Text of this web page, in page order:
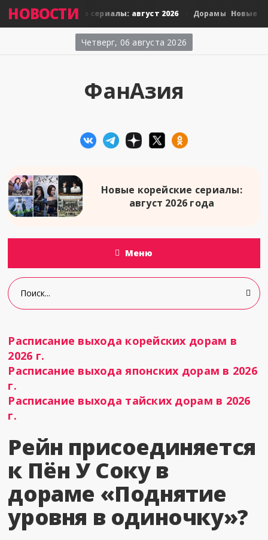
НОВОСТИ
Новые тайские сериалы: август 2026 Дорамы Новые
Четверг, 06 августа 2026
ФанАзия
Новые корейские сериалы:
август 2026 года
Меню
Расписание выхода корейских дорам в
2026 г.
Расписание выхода японских дорам в 2026
г.
Расписание выхода тайских дорам в 2026
г.
Рейн присоединяется
к Пён У Соку в
дораме «Поднятие
уровня в одиночку»?